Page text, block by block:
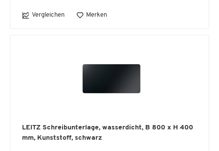
Vergleichen Merken
LEITZ Schreibunterlage, wasserdicht, B 800 x H 400
mm, Kunststoff, schwarz